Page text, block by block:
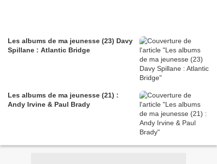
Les albums de ma jeunesse (23) Davy
Spillane : Atlantic Bridge
Les albums de ma jeunesse (21) :
Andy Irvine & Paul Brady